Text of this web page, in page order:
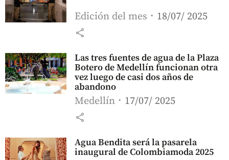
Edición del mes 18/07/ 2025
share
Las tres fuentes de agua de la Plaza
Botero de Medellín funcionan otra
vez luego de casi dos años de
abandono
Medellín 17/07/ 2025
share
Agua Bendita será la pasarela
inaugural de Colombiamoda 2025